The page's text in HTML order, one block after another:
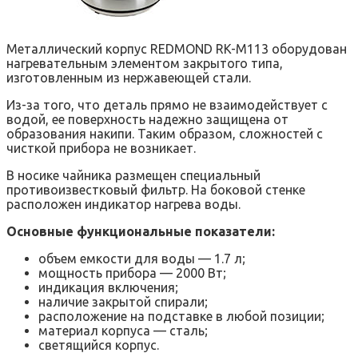
Металлический корпус REDMOND RK-M113 оборудован
нагревательным элементом закрытого типа,
изготовленным из нержавеющей стали.
Из-за того, что деталь прямо не взаимодействует с
водой, ее поверхность надежно защищена от
образования накипи. Таким образом, сложностей с
чисткой прибора не возникает.
В носике чайника размещен специальный
противоизвестковый фильтр. На боковой стенке
расположен индикатор нагрева воды.
Основные функциональные показатели:
объем емкости для воды — 1.7 л;
мощность прибора — 2000 Вт;
индикация включения;
наличие закрытой спирали;
расположение на подставке в любой позиции;
материал корпуса — сталь;
светящийся корпус.